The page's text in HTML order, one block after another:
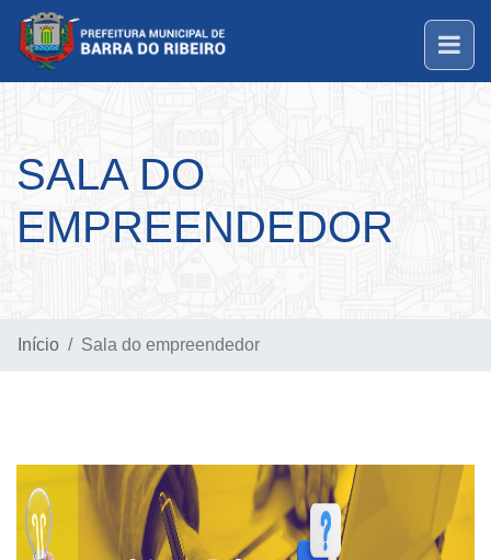
SALA DO
EMPREENDEDOR
Início Sala do empreendedor